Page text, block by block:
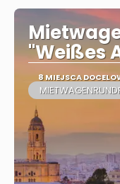
"Weißes
8 MIEJSCA